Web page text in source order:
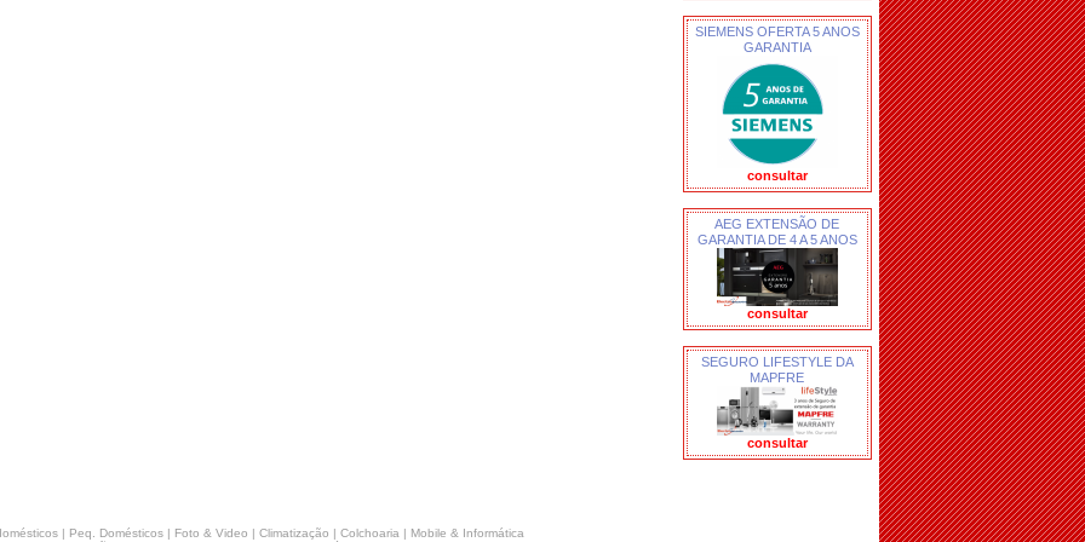
SIEMENS OFERTA 5 ANOS
GARANTIA
consultar
AEG EXTENSÃO DE
GARANTIA DE 4 A 5 ANOS
consultar
SEGURO LIFESTYLE DA
MAPFRE
consultar
| Peq. Domésticos | Foto & Video | Climatização | Colchoaria | Mobile & Informática